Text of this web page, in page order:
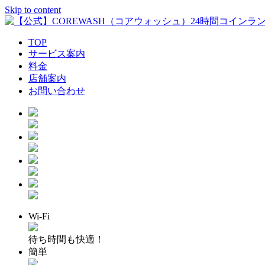
Skip to content
【公式】COREWASH（コア
TOP
サービス案内
料金
店舗案内
お問い合わせ
Wi-Fi
待ち時間も快適！
簡単